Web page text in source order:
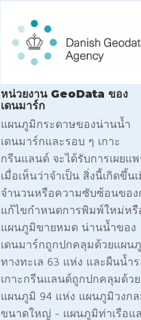
หน่วยงาน GeoData ของ
เดนมาร์ก
แผนภูมิกระดาษของน่านน้ำ
เดนมาร์กและรอบ ๆ เกาะ
กรีนแลนด์ จะได้รับการเผยแพ
เมื่อเห็นว่าจำเป็น สิ่งนี้เกิดขึ้น
จำนวนหรือความซับซ้อนของ
แก้ไขกำหนดการพิมพ์ใหม่หรื
แผนภูมิขายหมด น่านน้ำของ
เดนมาร์กถูกปกคลุมด้วยแผน
ทางทะเล 63 แห่ง และผืนน้ำ
เกาะกรีนแลนด์ถูกปกคลุมด้วย
แผนภูมิ 94 แห่ง แผนภูมิวงก
ขนาดใหญ่ - แผนภูมิท่าเรือแ